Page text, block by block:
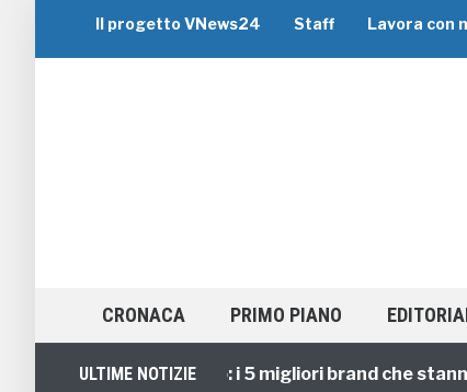
Il progetto VNews24 Staff Lavora con
CRONACA PRIMO PIANO
ULTIME NOTIZIE
Viaggi di Gruppo: i 5 migliori brand che stanno